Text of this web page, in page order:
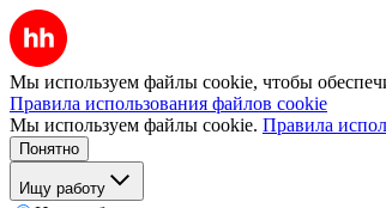
Мы используем файлы cookie, чтобы
Правила использования файлов cookie
Мы используем файлы cookie. Правила
Понятно
Ищу работу